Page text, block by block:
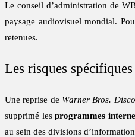
Le conseil d’administration de
paysage audiovisuel mondial.
retenues.
Les risques
Une reprise de Warner Bros.
supprimé lesprogrammes
au sein des divisions